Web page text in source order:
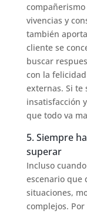
vivencias y
también
cliente se
buscar
con la
externas. Si te
insatisfacción
que todo va
5. Siempre
superar
Incluso
escenario que
situaciones,
complejos.